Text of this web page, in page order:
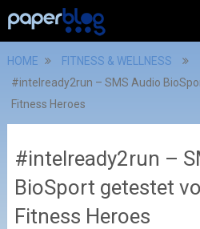
HOME
FITNESS & WELLNESS
#intelready2run – SMS Audio
Fitness Heroes
#intelready2run –
BioSport getestet
Fitness Heroes